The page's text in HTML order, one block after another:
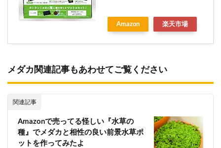
Amazon 楽天市場
メダカ関連記事もあわせてご覧ください
関連記事
Amazonで売ってる怪しい『水草の
種』でメダカと相性の良い前景水草ポ
ットを作ってみたよ